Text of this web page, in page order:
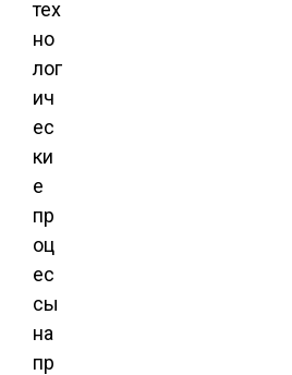
тех
но
лог
ич
ес
ки
е
пр
оц
ес
сы
на
пр